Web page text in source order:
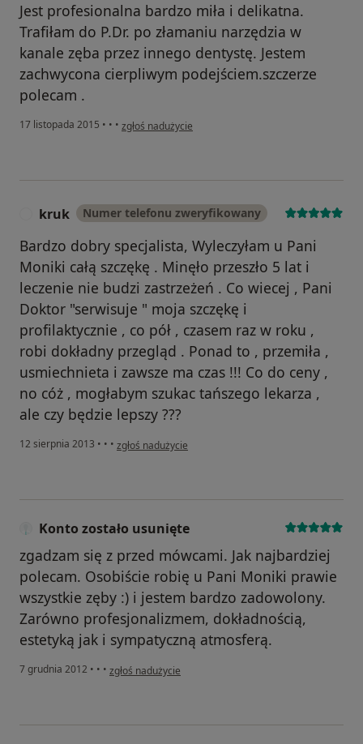
Jest profesionalna bardzo miła i delikatna.
Trafiłam do P.Dr. po złamaniu narzędzia w
kanale zęba przez innego dentystę. Jestem
zachwycona cierpliwym podejściem.szczerze
polecam .
17 listopada 2015 • • • w opinii użytkownika Konto zostało usunięte
zgłoś nadużycie
kruk Numer telefonu zweryfikowany
Bardzo dobry specjalista, Wyleczyłam u Pani
Moniki całą szczękę . Minęło przeszło 5 lat i
leczenie nie budzi zastrzeżeń . Co wiecej , Pani
Doktor "serwisuje " moja szczękę i
profilaktycznie , co pół , czasem raz w roku ,
robi dokładny przegląd . Ponad to , przemiła ,
usmiechnieta i zawsze ma czas !!! Co do ceny ,
no cóż , mogłabym szukac tańszego lekarza ,
ale czy będzie lepszy ???
12 sierpnia 2013 • • • w opinii użytkownika kruk
zgłoś nadużycie
Konto zostało usunięte
zgadzam się z przed mówcami. Jak najbardziej
polecam. Osobiście robię u Pani Moniki prawie
wszystkie zęby :) i jestem bardzo zadowolony.
Zarówno profesjonalizmem, dokładnością,
estetyką jak i sympatyczną atmosferą.
7 grudnia 2012 • • • w opinii użytkownika Konto zostało usunięte
zgłoś nadużycie